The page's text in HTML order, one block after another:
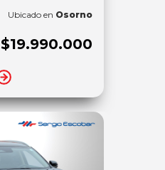
Ubicado en Osorno
$19.990.000